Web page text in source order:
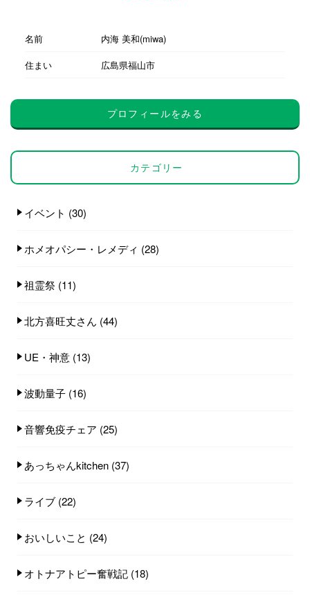
名前
内海 美和(miwa)
住まい
広島県福山市
プロフィールをみる
カテゴリー
イベント (30)
ホメオパシー・レメディ (28)
祖霊祭 (11)
北方喜旺丈さん (44)
UE・神意 (13)
波動量子 (16)
音響免疫チェア (25)
あっちゃんkitchen (37)
ライブ (22)
おいしいこと (24)
オトナアトピー奮戦記 (18)